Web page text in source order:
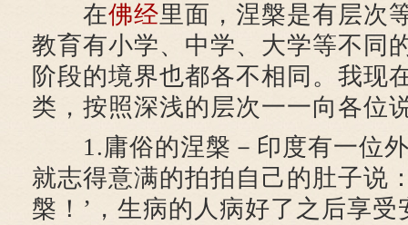
在佛经里面，涅槃是有层次
教育有小学、中学、大学等不同
阶段的境界也都各不相同。我现
类，按照深浅的层次一一向各位
1.庸俗的涅槃－印度有一位外
就志得意满的拍拍自己的肚子说
槃！’，生病的人病好了之后享